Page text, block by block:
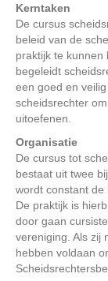
Kerntaken
De cursus
beleid van de
praktijk te kunnen
begeleidt
een goed en
scheidsrechter
uitoefenen.
Organisatie
De cursus tot
bestaat uit twee
wordt constant de
De praktijk is
door gaan
vereniging. Als zij
hebben voldaan